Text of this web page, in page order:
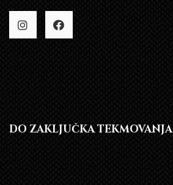
DO ZAKLJUČKA TEKMOVANJA